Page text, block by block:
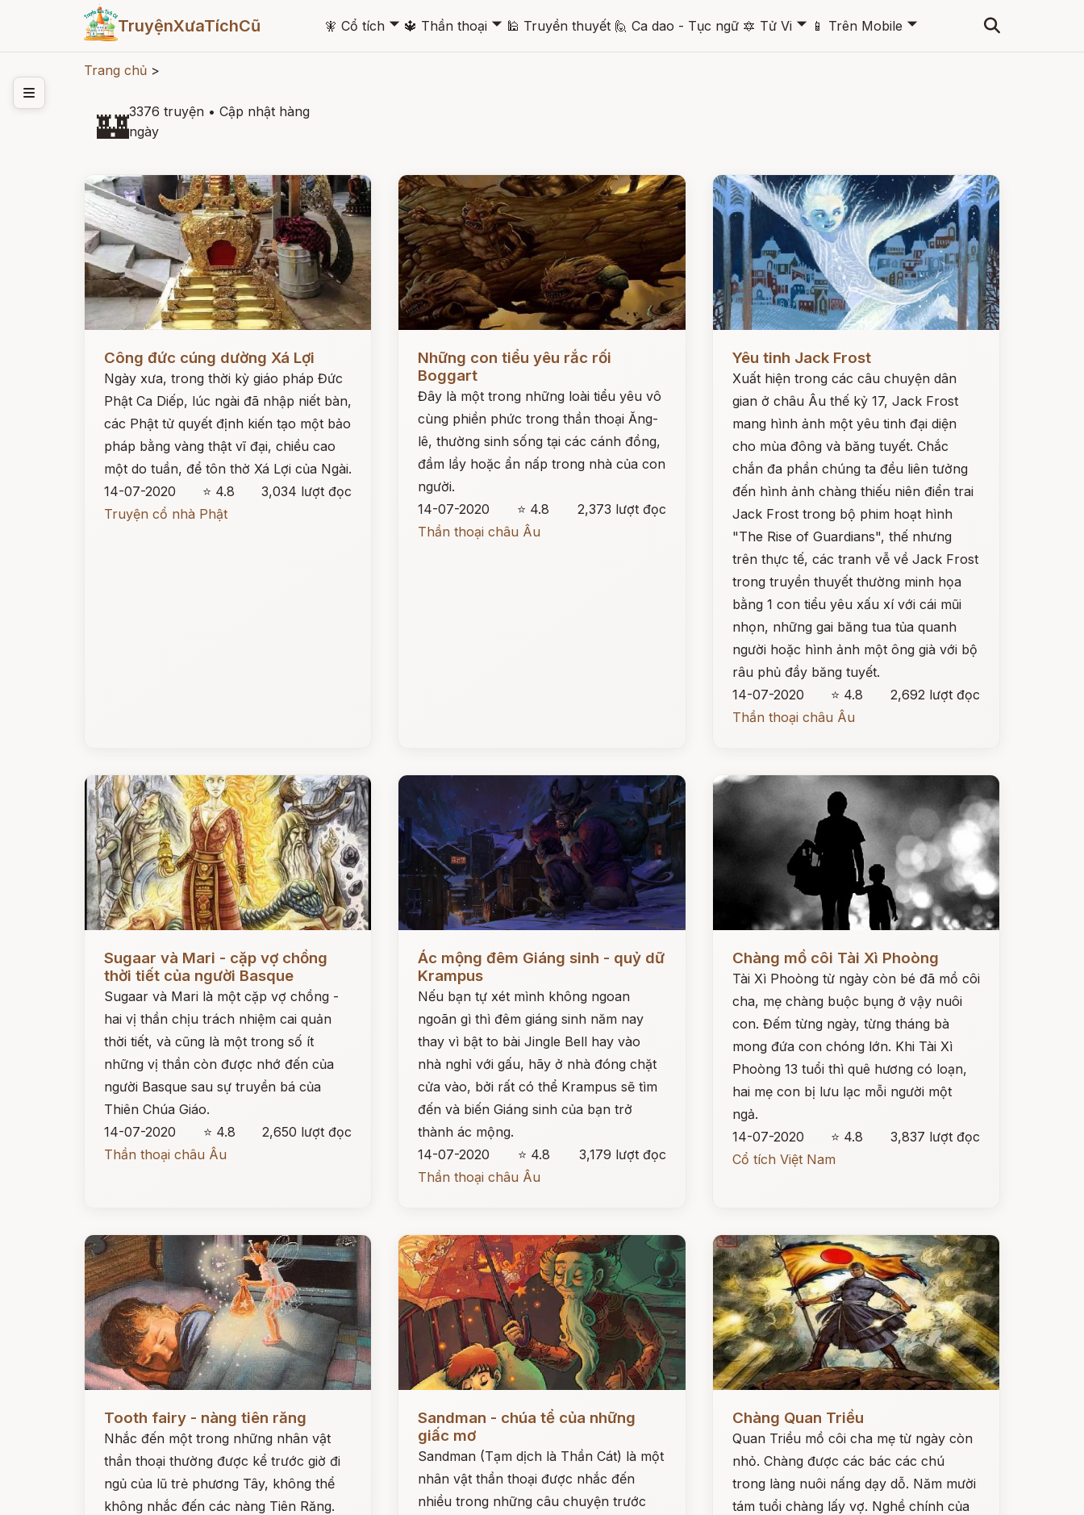
TruyệnXưaTíchCũ 🧚 Cổ tích 🞃 🔱 Thần thoại 🞃 🕌 Truyền thuyết 🙋 Ca dao - Tục ngữ 🔯 Tử Vi 🞃 📱 Trên Mobile 🞃
Trang chủ >
🏰3376 truyện • Cập nhật hàng
ngày
Công đức cúng dường Xá Lợi
Ngày xưa, trong thời kỳ giáo pháp Đức
Phật Ca Diếp, lúc ngài đã nhập niết bàn,
các Phật tử quyết định kiến tạo một bảo
pháp bằng vàng thật vĩ đại, chiều cao
một do tuần, để tôn thờ Xá Lợi của Ngài.
14-07-2020
⭐ 4.8
3,034 lượt đọc
Truyện cổ nhà Phật
Những con tiểu yêu rắc rối
Boggart
Đây là một trong những loài tiểu yêu vô
cùng phiền phức trong thần thoại Ăng-
lê, thường sinh sống tại các cánh đồng,
đầm lầy hoặc ẩn nấp trong nhà của con
người.
14-07-2020
⭐ 4.8
2,373 lượt đọc
Thần thoại châu Âu
Yêu tinh Jack Frost
Xuất hiện trong các câu chuyện dân
gian ở châu Âu thế kỷ 17, Jack Frost
mang hình ảnh một yêu tinh đại diện
cho mùa đông và băng tuyết. Chắc
chắn đa phần chúng ta đều liên tưởng
đến hình ảnh chàng thiếu niên điển trai
Jack Frost trong bộ phim hoạt hình
"The Rise of Guardians", thế nhưng
trên thực tế, các tranh vễ về Jack Frost
trong truyền thuyết thường minh họa
bằng 1 con tiểu yêu xấu xí với cái mũi
nhọn, những gai băng tua tủa quanh
người hoặc hình ảnh một ông già với bộ
râu phủ đầy băng tuyết.
14-07-2020
⭐ 4.8
2,692 lượt đọc
Thần thoại châu Âu
Sugaar và Mari - cặp vợ chồng
thời tiết của người Basque
Sugaar và Mari là một cặp vợ chồng -
hai vị thần chịu trách nhiệm cai quản
thời tiết, và cũng là một trong số ít
những vị thần còn được nhớ đến của
người Basque sau sự truyền bá của
Thiên Chúa Giáo.
14-07-2020
⭐ 4.8
2,650 lượt đọc
Thần thoại châu Âu
Đọc ngay
Ác mộng đêm Giáng sinh - quỷ dữ
Krampus
Nếu bạn tự xét mình không ngoan
ngoãn gì thì đêm giáng sinh năm nay
thay vì bật to bài Jingle Bell hay vào
nhà nghỉ với gấu, hãy ở nhà đóng chặt
cửa vào, bởi rất có thể Krampus sẽ tìm
đến và biến Giáng sinh của bạn trở
thành ác mộng.
14-07-2020
⭐ 4.8
3,179 lượt đọc
Thần thoại châu Âu
Chàng mồ côi Tài Xì Phoòng
Tài Xì Phoòng từ ngày còn bé đã mồ côi
cha, mẹ chàng buộc bụng ở vậy nuôi
con. Đếm từng ngày, từng tháng bà
mong đứa con chóng lớn. Khi Tài Xì
Phoòng 13 tuổi thì quê hương có loạn,
hai mẹ con bị lưu lạc mỗi người một
ngả.
14-07-2020
⭐ 4.8
3,837 lượt đọc
Cổ tích Việt Nam
Tooth fairy - nàng tiên răng
Nhắc đến một trong những nhân vật
thần thoại thường được kể trước giờ đi
ngủ của lũ trẻ phương Tây, không thể
không nhắc đến các nàng Tiên Răng.
Sandman - chúa tể của những
giấc mơ
Sandman (Tạm dịch là Thần Cát) là một
nhân vật thần thoại được nhắc đến
nhiều trong những câu chuyện trước
Chàng Quan Triều
Quan Triều mồ côi cha mẹ từ ngày còn
nhỏ. Chàng được các bác các chú
trong làng nuôi nấng dạy dỗ. Năm mười
tám tuổi chàng lấy vợ. Nghề chính của